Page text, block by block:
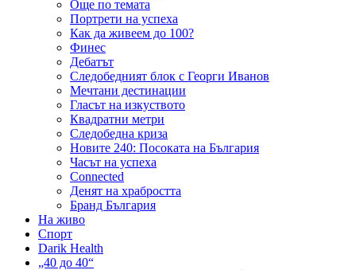
Още по темата
Портрети на успеха
Как да живеем до 100?
Финес
Дебатът
Следобедният блок с Георги Иванов
Мечтани дестинации
Гласът на изкуството
Квадратни метри
Следобедна криза
Новите 240: Посоката на България
Часът на успеха
Connected
Денят на храбростта
Бранд България
На живо
Спорт
Darik Health
„40 до 40“